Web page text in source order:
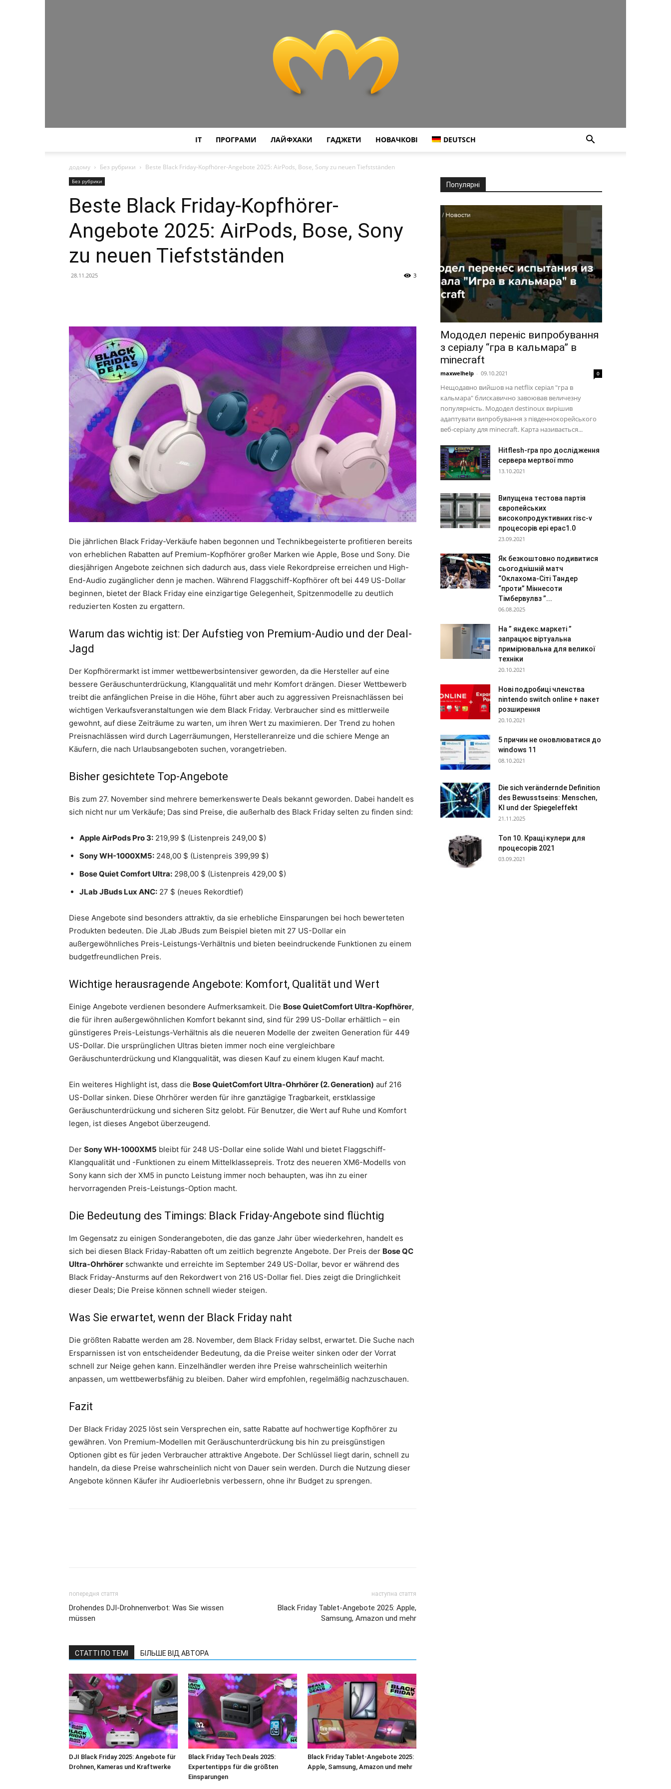
IT ПРОГРАМИ ЛАЙФХАКИ ГАДЖЕТИ НОВАЧКОВІ DEUTSCH
додому Без рубрики Beste Black Friday-Kopfhörer-Angebote 2025: AirPods, Bose, Sony zu neuen Tiefstständen
Без рубрики
Beste Black Friday-Kopfhörer-
Angebote 2025: AirPods, Bose, Sony
zu neuen Tiefstständen
28.11.2025 3
Die jährlichen Black Friday-Verkäufe haben begonnen und Technikbegeisterte profitieren bereits
von erheblichen Rabatten auf Premium-Kopfhörer großer Marken wie Apple, Bose und Sony. Die
diesjährigen Angebote zeichnen sich dadurch aus, dass viele Rekordpreise erreichen und High-
End-Audio zugänglicher denn je machen. Während Flaggschiff-Kopfhörer oft bei 449 US-Dollar
beginnen, bietet der Black Friday eine einzigartige Gelegenheit, Spitzenmodelle zu deutlich
reduzierten Kosten zu ergattern.
Warum das wichtig ist: Der Aufstieg von Premium-Audio und der Deal-
Jagd
Der Kopfhörermarkt ist immer wettbewerbsintensiver geworden, da die Hersteller auf eine
bessere Geräuschunterdrückung, Klangqualität und mehr Komfort drängen. Dieser Wettbewerb
treibt die anfänglichen Preise in die Höhe, führt aber auch zu aggressiven Preisnachlässen bei
wichtigen Verkaufsveranstaltungen wie dem Black Friday. Verbraucher sind es mittlerweile
gewohnt, auf diese Zeiträume zu warten, um ihren Wert zu maximieren. Der Trend zu hohen
Preisnachlässen wird durch Lagerräumungen, Herstelleranreize und die schiere Menge an
Käufern, die nach Urlaubsangeboten suchen, vorangetrieben.
Bisher gesichtete Top-Angebote
Bis zum 27. November sind mehrere bemerkenswerte Deals bekannt geworden. Dabei handelt es
sich nicht nur um Verkäufe; Das sind Preise, die außerhalb des Black Friday selten zu finden sind:
Apple AirPods Pro 3: 219,99 $ (Listenpreis 249,00 $)
Sony WH-1000XM5: 248,00 $ (Listenpreis 399,99 $)
Bose Quiet Comfort Ultra: 298,00 $ (Listenpreis 429,00 $)
JLab JBuds Lux ANC: 27 $ (neues Rekordtief)
Diese Angebote sind besonders attraktiv, da sie erhebliche Einsparungen bei hoch bewerteten
Produkten bedeuten. Die JLab JBuds zum Beispiel bieten mit 27 US-Dollar ein
außergewöhnliches Preis-Leistungs-Verhältnis und bieten beeindruckende Funktionen zu einem
budgetfreundlichen Preis.
Wichtige herausragende Angebote: Komfort, Qualität und Wert
Einige Angebote verdienen besondere Aufmerksamkeit. Die Bose QuietComfort Ultra-Kopfhörer,
die für ihren außergewöhnlichen Komfort bekannt sind, sind für 299 US-Dollar erhältlich – ein
günstigeres Preis-Leistungs-Verhältnis als die neueren Modelle der zweiten Generation für 449
US-Dollar. Die ursprünglichen Ultras bieten immer noch eine vergleichbare
Geräuschunterdrückung und Klangqualität, was diesen Kauf zu einem klugen Kauf macht.
Ein weiteres Highlight ist, dass die Bose QuietComfort Ultra-Ohrhörer (2. Generation) auf 216
US-Dollar sinken. Diese Ohrhörer werden für ihre ganztägige Tragbarkeit, erstklassige
Geräuschunterdrückung und sicheren Sitz gelobt. Für Benutzer, die Wert auf Ruhe und Komfort
legen, ist dieses Angebot überzeugend.
Der Sony WH-1000XM5 bleibt für 248 US-Dollar eine solide Wahl und bietet Flaggschiff-
Klangqualität und -Funktionen zu einem Mittelklassepreis. Trotz des neueren XM6-Modells von
Sony kann sich der XM5 in puncto Leistung immer noch behaupten, was ihn zu einer
hervorragenden Preis-Leistungs-Option macht.
Die Bedeutung des Timings: Black Friday-Angebote sind flüchtig
Im Gegensatz zu einigen Sonderangeboten, die das ganze Jahr über wiederkehren, handelt es
sich bei diesen Black Friday-Rabatten oft um zeitlich begrenzte Angebote. Der Preis der Bose QC
Ultra-Ohrhörer schwankte und erreichte im September 249 US-Dollar, bevor er während des
Black Friday-Ansturms auf den Rekordwert von 216 US-Dollar fiel. Dies zeigt die Dringlichkeit
dieser Deals; Die Preise können schnell wieder steigen.
Was Sie erwartet, wenn der Black Friday naht
Die größten Rabatte werden am 28. November, dem Black Friday selbst, erwartet. Die Suche nach
Ersparnissen ist von entscheidender Bedeutung, da die Preise weiter sinken oder der Vorrat
schnell zur Neige gehen kann. Einzelhändler werden ihre Preise wahrscheinlich weiterhin
anpassen, um wettbewerbsfähig zu bleiben. Daher wird empfohlen, regelmäßig nachzuschauen.
Fazit
Der Black Friday 2025 löst sein Versprechen ein, satte Rabatte auf hochwertige Kopfhörer zu
gewähren. Von Premium-Modellen mit Geräuschunterdrückung bis hin zu preisgünstigen
Optionen gibt es für jeden Verbraucher attraktive Angebote. Der Schlüssel liegt darin, schnell zu
handeln, da diese Preise wahrscheinlich nicht von Dauer sein werden. Durch die Nutzung dieser
Angebote können Käufer ihr Audioerlebnis verbessern, ohne ihr Budget zu sprengen.
попередня стаття
Drohendes DJI-Drohnenverbot: Was Sie wissen
müssen
наступна стаття
Black Friday Tablet-Angebote 2025: Apple,
Samsung, Amazon und mehr
СТАТТІ ПО ТЕМІ БІЛЬШЕ ВІД АВТОРА
DJI Black Friday 2025: Angebote für
Drohnen, Kameras und Kraftwerke
Black Friday Tech Deals 2025:
Expertentipps für die größten
Einsparungen
Black Friday Tablet-Angebote 2025:
Apple, Samsung, Amazon und mehr
Популярні
Мододел переніс випробування
з серіалу “гра в кальмара” в
minecraft
maxwelhelp - 09.10.2021 0
Нещодавно вийшов на netflix серіал "гра в
кальмара" блискавично завоював величезну
популярність. Мододел destinoux вирішив
адаптувати випробування з південнокорейського
веб-серіалу для minecraft. Карта називається...
Hitflesh-гра про дослідження
сервера мертвої mmo
13.10.2021
Випущена тестова партія
європейських
високопродуктивних risc-v
процесорів epi epac1.0
23.09.2021
Як безкоштовно подивитися
сьогоднішній матч
“Оклахома-Сіті Тандер
“проти” Міннесоти
Тімбервулвз ”...
06.08.2025
На ” яндекс.маркеті ”
запрацює віртуальна
примірювальна для великої
техніки
20.10.2021
Нові подробиці членства
nintendo switch online + пакет
розширення
20.10.2021
5 причин не оновлюватися до
windows 11
08.10.2021
Die sich verändernde Definition
des Bewusstseins: Menschen,
KI und der Spiegeleffekt
21.11.2025
Топ 10. Кращі кулери для
процесорів 2021
03.09.2021